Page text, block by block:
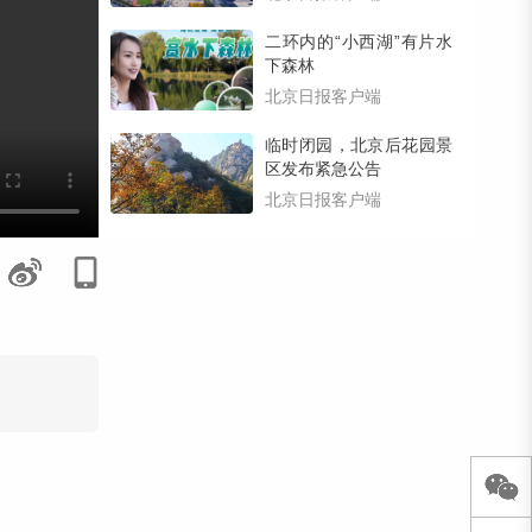
二环内的“小西湖”有片水
下森林
北京日报客户端
临时闭园，北京后花园景
区发布紧急公告
北京日报客户端